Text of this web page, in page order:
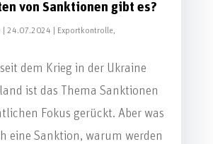
von Sanktionen gibt es?
24.07.2024 Exportkontrolle
dem Krieg in der Ukraine
ist das Thema Sanktionen
Fokus gerückt. Aber was
eine Sanktion, warum werden